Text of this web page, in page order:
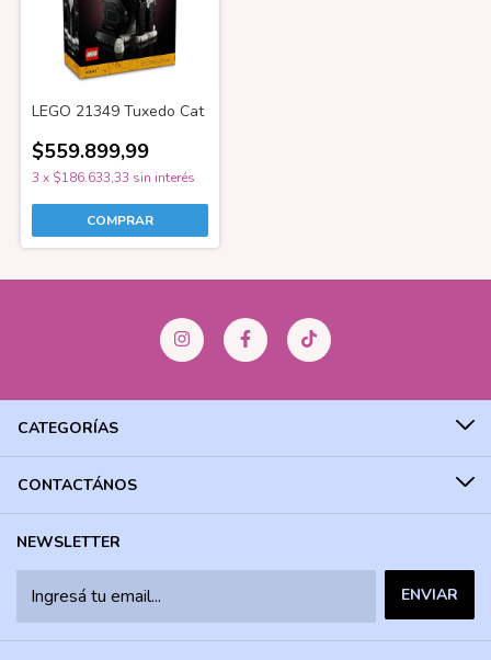
LEGO 21349 Tuxedo Cat
$559.899,99
3 x $186.633,33 sin interés
CATEGORÍAS
CONTACTÁNOS
NEWSLETTER